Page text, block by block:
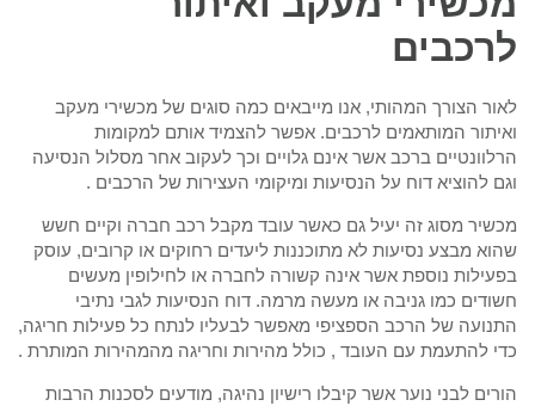
לרכבים
לאור הצורך המהותי, אנו מייבאים כמה סוגים של מכשירי מעקב
ואיתור המותאמים לרכבים. אפשר להצמיד אותם למקומות
הרלוונטיים ברכב אשר אינם גלויים וכך לעקוב אחר מסלול הנסיעה
וגם להוציא דוח על הנסיעות ומיקומי העצירות של הרכבים .
מכשיר מסוג זה יעיל גם כאשר עובד מקבל רכב חברה וקיים חשש
שהוא מבצע נסיעות לא מתוכננות ליעדים רחוקים או קרובים, עוסק
בפעילות נוספת אשר אינה קשורה לחברה או לחילופין מעשים
חשודים כמו גניבה או מעשה מרמה. דוח הנסיעות לגבי נתיבי
התנועה של הרכב הספציפי מאפשר לבעליו לנתח כל פעילות חריגה,
כדי להתעמת עם העובד , כולל מהירות וחריגה מהמהירות המותרת .
הורים לבני נוער אשר קיבלו רישיון נהיגה, מודעים לסכנות הרבות